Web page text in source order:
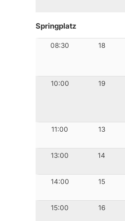
Springplatz
08:30 18
10:00 19
11:00 13
13:00 14
14:00 15
15:00 16